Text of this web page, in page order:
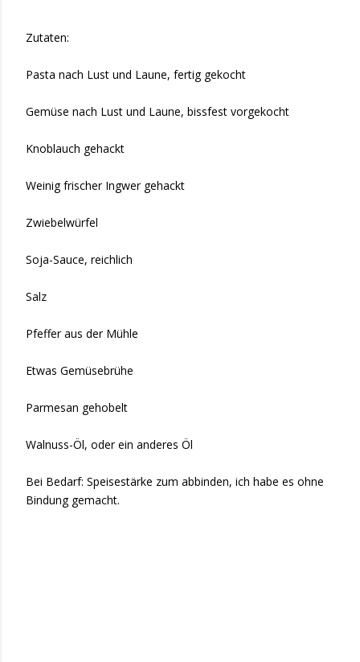
Zutaten:
Pasta nach Lust und Laune, fertig gekocht
Gemüse nach Lust und Laune, bissfest vorgekocht
Knoblauch gehackt
Weinig frischer Ingwer gehackt
Zwiebelwürfel
Soja-Sauce, reichlich
Salz
Pfeffer aus der Mühle
Etwas Gemüsebrühe
Parmesan gehobelt
Walnuss-Öl, oder ein anderes Öl
Bei Bedarf: Speisestärke zum abbinden, ich habe es ohne
Bindung gemacht.